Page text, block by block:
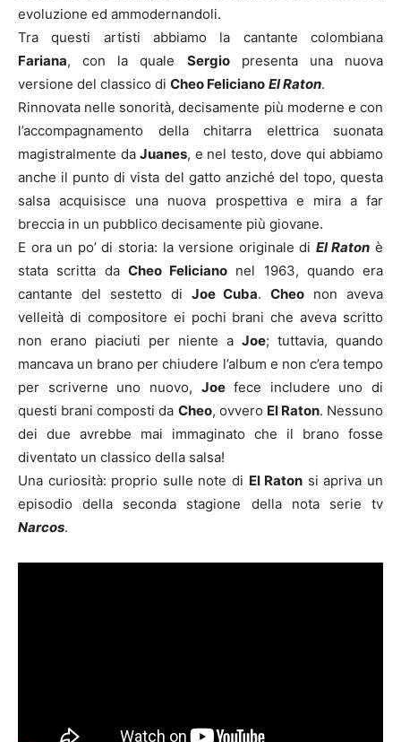
evoluzione ed ammodernandoli.
Tra questi artisti abbiamo la cantante colombiana
Fariana, con la quale Sergiopresenta una nuova
versione del classico di Cheo Feliciano El Raton.
Rinnovata nelle sonorità, decisamente più moderne e con
l’accompagnamento della chitarra elettrica suonata
magistralmente da Juanes, e nel testo, dove qui abbiamo
anche il punto di vista del gatto anziché del topo, questa
salsa acquisisce una nuova prospettiva e mira a far
breccia in un pubblico decisamente più giovane.
E ora un po’ di storia: la versione originale di El Raton è
stata scritta da Cheo Feliciano nel 1963, quando era
cantante del sestetto di Joe Cuba.Cheo non aveva
velleità di compositore ei pochi brani che aveva scritto
non erano piaciuti per niente a Joe; tuttavia, quando
mancava un brano per chiudere l’album e non c’era tempo
per scriverne uno nuovo, Joefece includere uno di
questi brani composti da Cheo, ovvero El Raton. Nessuno
dei due avrebbe mai immaginato che il brano fosse
diventato un classico della salsa!
Una curiosità: proprio sulle note di El Raton si apriva un
episodio della seconda stagione della nota serie tv
Narcos.